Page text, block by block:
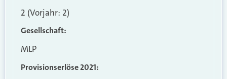
2 (Vorjahr: 2)
Gesellschaft:
MLP
Provisionserlöse 2021: